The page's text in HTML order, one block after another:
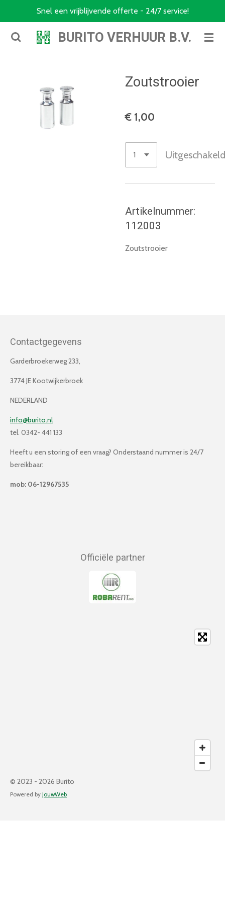
naar
BURITO VERHUUR B.V.
Snel een vrijblijvende offerte - 24/7 service!
Zoutstrooier
€ 1,00
Uitgeschakeld
Artikelnummer:
112003
Zoutstrooier
Contactgegevens
Garderbroekerweg 233,
3774 JE Kootwijkerbroek
NEDERLAND
info@burito.nl
tel. 0342- 441 133
Heeft u een storing of een vraag? Onderstaand nummer is 24/7
bereikbaar:
mob: 06-12967535
Officiële partner
© 2023 - 2026 Burito
Powered by JouwWeb